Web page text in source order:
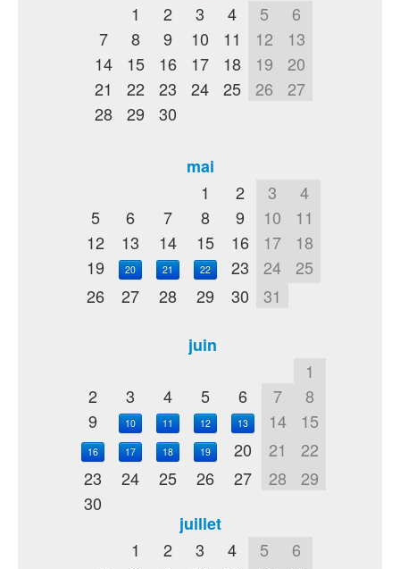
1
2 3 4 5
6
7
8 9 10 11 12
13
14
15 16 17 18 19
20
21
22 23 24 25 26
27
28
29 30
mai
1
2 3
4
5
6 7 8 9 10
11
12
13 14 15 16 17
18
19
20 21 22 23 24
25
26
27 28 29 30 31
juin
1
2
3 4 5 6 7
8
9
10 11 12 13 14 15
16 17 18 19 20 21
22
23
24 25 26 27 28
29
30
juillet
1
2 3 4 5
6